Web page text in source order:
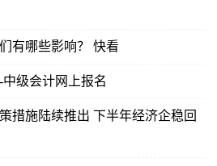
有哪些影响？ 快看
级会计网上报名
措施陆续推出 下半年经济企稳回